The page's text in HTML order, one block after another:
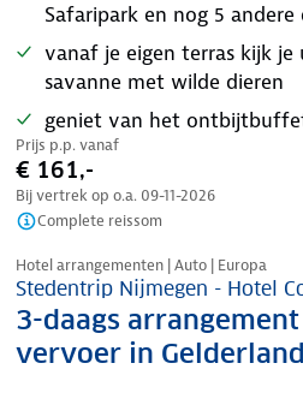
Safaripark en nog 5
vanaf je eigen terras kijk
savanne met wilde dieren
geniet van het
Prijs p.p. vanaf
€ 161,-
Bij vertrek op o.a. 09-11-2026
Complete reissom
Nazomer korting
Hotel arrangementen | Auto | Europa
Stedentrip Nijmegen - Hotel
3-daags
vervoer in Gelderland